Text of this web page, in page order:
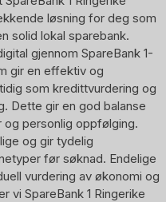
løsning for deg som
solid lokal sparebank.
gjennom SpareBank 1-
gir en effektiv og
som kredittvurdering og
Dette gir en god balanse
personlig oppfølging.
og gir tydelig
før søknad. Endelige
vurdering av økonomi og
vi SpareBank 1 Ringerike